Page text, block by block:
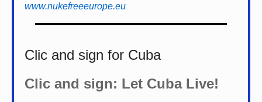
www.nukefreeeurope.eu
Clic and sign for Cuba
Clic and sign: Let Cuba Live!